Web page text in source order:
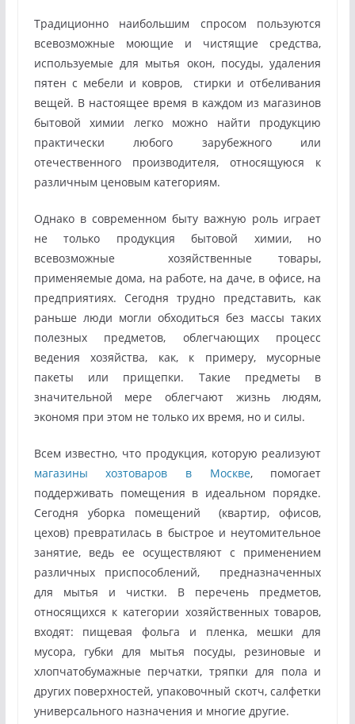
Традиционно наибольшим спросом пользуются
всевозможные моющие и чистящие средства,
используемые для мытья окон, посуды, удаления
пятен с мебели и ковров, стирки и отбеливания
вещей. В настоящее время в каждом из магазинов
бытовой химии легко можно найти продукцию
практически любого зарубежного или
отечественного производителя, относящуюся к
различным ценовым категориям.
Однако в современном быту важную роль играет
не только продукция бытовой химии, но
всевозможные хозяйственные товары,
применяемые дома, на работе, на даче, в офисе, на
предприятиях. Сегодня трудно представить, как
раньше люди могли обходиться без массы таких
полезных предметов, облегчающих процесс
ведения хозяйства, как, к примеру, мусорные
пакеты или прищепки. Такие предметы в
значительной мере облегчают жизнь людям,
экономя при этом не только их время, но и силы.
Всем известно, что продукция, которую реализуют
магазины хозтоваров в Москве, помогает
поддерживать помещения в идеальном порядке.
Сегодня уборка помещений (квартир, офисов,
цехов) превратилась в быстрое и неутомительное
занятие, ведь ее осуществляют с применением
различных приспособлений, предназначенных
для мытья и чистки. В перечень предметов,
относящихся к категории хозяйственных товаров,
входят: пищевая фольга и пленка, мешки для
мусора, губки для мытья посуды, резиновые и
хлопчатобумажные перчатки, тряпки для пола и
других поверхностей, упаковочный скотч, салфетки
универсального назначения и многие другие.